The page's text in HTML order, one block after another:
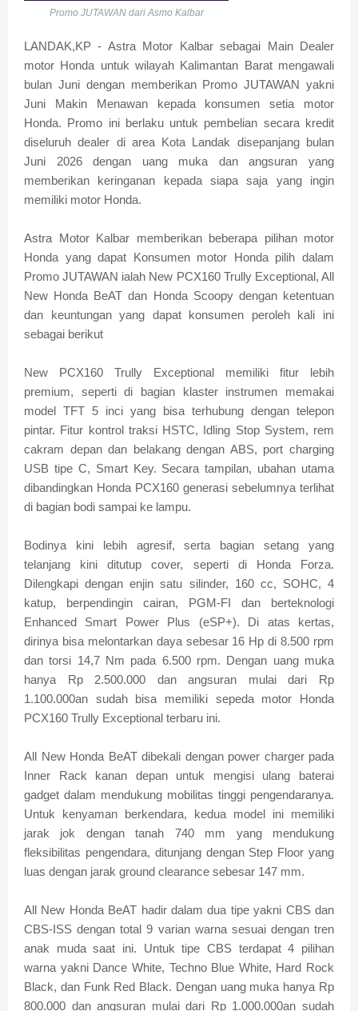
Promo JUTAWAN dari Asmo Kalbar
LANDAK,KP - Astra Motor Kalbar sebagai Main Dealer
motor Honda untuk wilayah Kalimantan Barat mengawali
bulan Juni dengan memberikan Promo JUTAWAN yakni
Juni Makin Menawan kepada konsumen setia motor
Honda. Promo ini berlaku untuk pembelian secara kredit
diseluruh dealer di area Kota Landak disepanjang bulan
Juni 2026 dengan uang muka dan angsuran yang
memberikan keringanan kepada siapa saja yang ingin
memiliki motor Honda.
Astra Motor Kalbar memberikan beberapa pilihan motor
Honda yang dapat Konsumen motor Honda pilih dalam
Promo JUTAWAN ialah New PCX160 Trully Exceptional, All
New Honda BeAT dan Honda Scoopy dengan ketentuan
dan keuntungan yang dapat konsumen peroleh kali ini
sebagai berikut
New PCX160 Trully Exceptional memiliki fitur lebih
premium, seperti di bagian klaster instrumen memakai
model TFT 5 inci yang bisa terhubung dengan telepon
pintar. Fitur kontrol traksi HSTC, Idling Stop System, rem
cakram depan dan belakang dengan ABS, port charging
USB tipe C, Smart Key. Secara tampilan, ubahan utama
dibandingkan Honda PCX160 generasi sebelumnya terlihat
di bagian bodi sampai ke lampu.
Bodinya kini lebih agresif, serta bagian setang yang
telanjang kini ditutup cover, seperti di Honda Forza.
Dilengkapi dengan enjin satu silinder, 160 cc, SOHC, 4
katup, berpendingin cairan, PGM-FI dan berteknologi
Enhanced Smart Power Plus (eSP+). Di atas kertas,
dirinya bisa melontarkan daya sebesar 16 Hp di 8.500 rpm
dan torsi 14,7 Nm pada 6.500 rpm. Dengan uang muka
hanya Rp 2.500.000 dan angsuran mulai dari Rp
1.100.000an sudah bisa memiliki sepeda motor Honda
PCX160 Trully Exceptional terbaru ini.
All New Honda BeAT dibekali dengan power charger pada
Inner Rack kanan depan untuk mengisi ulang baterai
gadget dalam mendukung mobilitas tinggi pengendaranya.
Untuk kenyaman berkendara, kedua model ini memiliki
jarak jok dengan tanah 740 mm yang mendukung
fleksibilitas pengendara, ditunjang dengan Step Floor yang
luas dengan jarak ground clearance sebesar 147 mm.
All New Honda BeAT hadir dalam dua tipe yakni CBS dan
CBS-ISS dengan total 9 varian warna sesuai dengan tren
anak muda saat ini. Untuk tipe CBS terdapat 4 pilihan
warna yakni Dance White, Techno Blue White, Hard Rock
Black, dan Funk Red Black. Dengan uang muka hanya Rp
800.000 dan angsuran mulai dari Rp 1.000.000an sudah